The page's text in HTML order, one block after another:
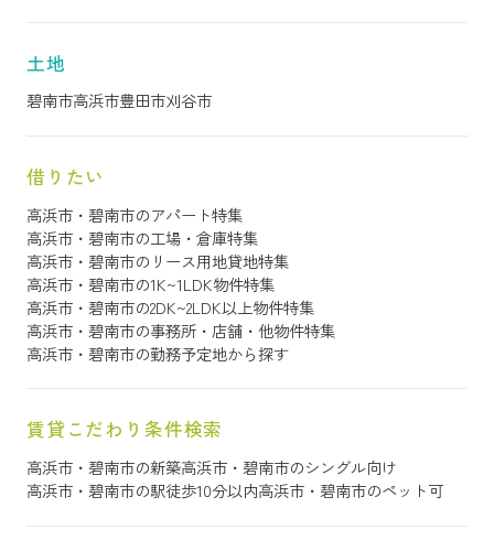
土地
碧南市高浜市豊田市刈谷市
借りたい
高浜市・碧南市のアパート特集
高浜市・碧南市の工場・倉庫特集
高浜市・碧南市のリース用地貸地特集
高浜市・碧南市の1K~1LDK物件特集
高浜市・碧南市の2DK~2LDK以上物件特集
高浜市・碧南市の事務所・店舗・他物件特集
高浜市・碧南市の勤務予定地から探す
賃貸こだわり条件検索
高浜市・碧南市の新築高浜市・碧南市のシングル向け
高浜市・碧南市の駅徒歩10分以内高浜市・碧南市のペット可